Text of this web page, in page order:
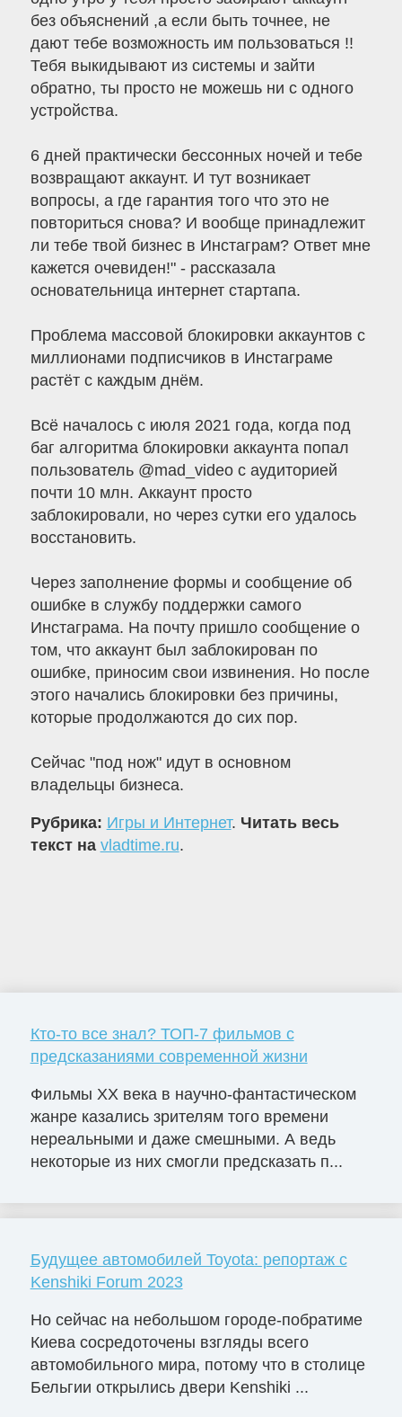
без объяснений ,а если быть точнее, не
дают тебе возможность им пользоваться !!
Тебя выкидывают из системы и зайти
обратно, ты просто не можешь ни с одного
устройства.
6 дней практически бессонных ночей и тебе
возвращают аккаунт. И тут возникает
вопросы, а где гарантия того что это не
повториться снова? И вообще принадлежит
ли тебе твой бизнес в Инстаграм? Ответ мне
кажется очевиден!" - рассказала
основательница интернет стартапа.
Проблема массовой блокировки аккаунтов с
миллионами подписчиков в Инстаграме
растёт с каждым днём.
Всё началось с июля 2021 года, когда под
баг алгоритма блокировки аккаунта попал
пользователь @mad_video с аудиторией
почти 10 млн. Аккаунт просто
заблокировали, но через сутки его удалось
восстановить.
Через заполнение формы и сообщение об
ошибке в службу поддержки самого
Инстаграма. На почту пришло сообщение о
том, что аккаунт был заблокирован по
ошибке, приносим свои извинения. Но после
этого начались блокировки без причины,
которые продолжаются до сих пор.
Сейчас "под нож" идут в основном
владельцы бизнеса.
Рубрика: Игры и Интернет. Читать весь
текст на vladtime.ru.
Кто-то все знал? ТОП-7 фильмов с
предсказаниями современной жизни
Фильмы ХХ века в научно-фантастическом
жанре казались зрителям того времени
нереальными и даже смешными. А ведь
некоторые из них смогли предсказать п...
Будущее автомобилей Toyota: репортаж с
Kenshiki Forum 2023
Но сейчас на небольшом городе-побратиме
Киева сосредоточены взгляды всего
автомобильного мира, потому что в столице
Бельгии открылись двери Kenshiki ...